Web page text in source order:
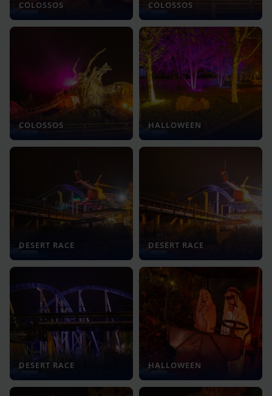
COLOSSOS COLOSSOS
COLOSSOS HALLOWEEN
DESERT RACE DESERT RACE
DESERT RACE HALLOWEEN